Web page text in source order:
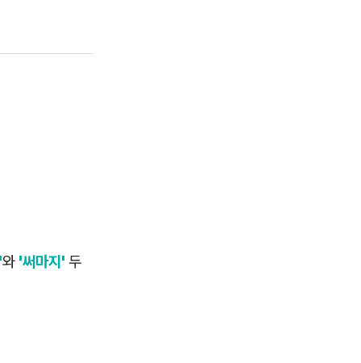
와 '써마지' 두